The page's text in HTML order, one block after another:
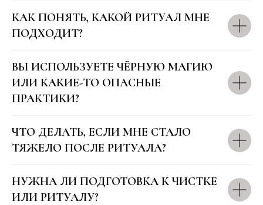
КАК ПОНЯТЬ, КАКОЙ РИТУАЛ МНЕ
ПОДХОДИТ?
ВЫ ИСПОЛЬЗУЕТЕ ЧЁРНУЮ МАГИЮ
ИЛИ КАКИЕ-ТО ОПАСНЫЕ
ПРАКТИКИ?
ЧТО ДЕЛАТЬ, ЕСЛИ МНЕ СТАЛО
ТЯЖЕЛО ПОСЛЕ РИТУАЛА?
НУЖНА ЛИ ПОДГОТОВКА К ЧИСТКЕ
ИЛИ РИТУАЛУ?